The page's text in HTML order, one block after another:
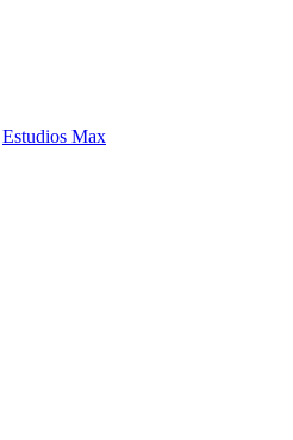
Estudios Max